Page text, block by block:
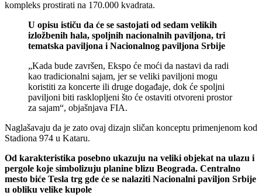
kompleks prostirati na 170.000 kvadrata.
U opisu ističu da će se sastojati od sedam velikih
izložbenih hala, spoljnih nacionalnih paviljona, tri
tematska paviljona i Nacionalnog paviljona Srbije
„Kada bude završen, Ekspo će moći da nastavi da radi
kao tradicionalni sajam, jer se veliki paviljoni mogu
koristiti za koncerte ili druge događaje, dok će spoljni
paviljoni biti rasklopljeni što će ostaviti otvoreni prostor
za sajam“, objašnjava FIA.
Naglašavaju da je zato ovaj dizajn sličan konceptu primenjenom kod
Stadiona 974 u Kataru.
Od karakteristika posebno ukazuju na veliki objekat na ulazu i
pergole koje simbolizuju planine blizu Beograda. Centralno
mesto biće Tesla trg gde će se nalaziti Nacionalni paviljon Srbije
u obliku velike kupole